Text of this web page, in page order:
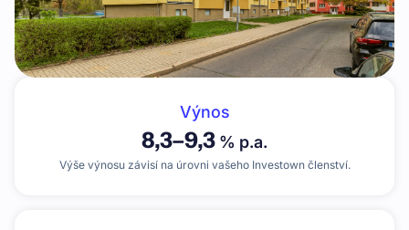
Výnos
8,3–9,3 % p.a.
Výše výnosu závisí na úrovni vašeho Investown členství.